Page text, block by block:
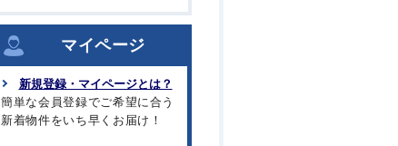
マイページ
新規登録・マイページとは？
簡単な会員登録でご希望に合う
新着物件をいち早くお届け！